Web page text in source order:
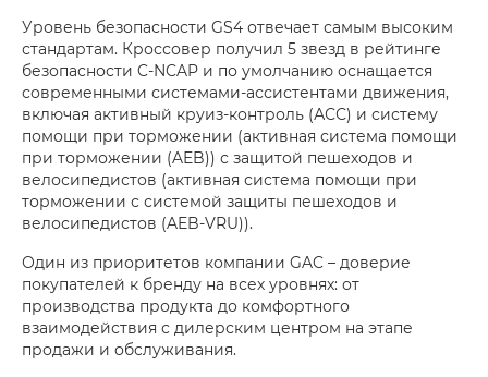
Уровень безопасности GS4 отвечает самым высоким
стандартам. Кроссовер получил 5 звезд в рейтинге
безопасности C-NCAP и по умолчанию оснащается
современными системами-ассистентами движения,
включая активный круиз-контроль (АСС) и систему
помощи при торможении (активная система помощи
при торможении (AEB)) с защитой пешеходов и
велосипедистов (активная система помощи при
торможении с системой защиты пешеходов и
велосипедистов (AEB-VRU)).
Один из приоритетов компании GAC – доверие
покупателей к бренду на всех уровнях: от
производства продукта до комфортного
взаимодействия с дилерским центром на этапе
продажи и обслуживания.